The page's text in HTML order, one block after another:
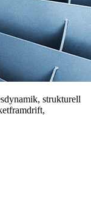
strukturell